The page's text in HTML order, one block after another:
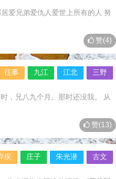
爱兄弟爱仇人爱世上所有的人 努
赞(4)
往事 九江 江北 三野
，兄八九个月。那时还没我。 从
赞(13)
疾 庄子 朱光潜 古文